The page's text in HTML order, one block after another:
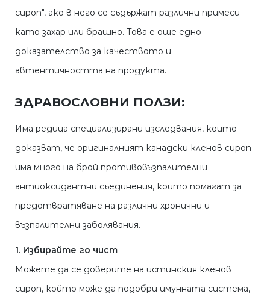
сироп", ако в него се съдържат различни примеси
като захар или брашно. Това е още едно
доказателство за качеството и
автентичността на продукта.
ЗДРАВОСЛОВНИ ПОЛЗИ:
Има редица специализирани изследвания, които
доказват, че оригиналният канадски кленов сироп
има много на брой противовъзпалителни
антиоксидантни съединения, които помагат за
предотвратяване на различни хронични и
възпалителни заболявания.
1. Избирайте го чист
Можете да се доверите на истинския кленов
сироп, който може да подобри имунната система,